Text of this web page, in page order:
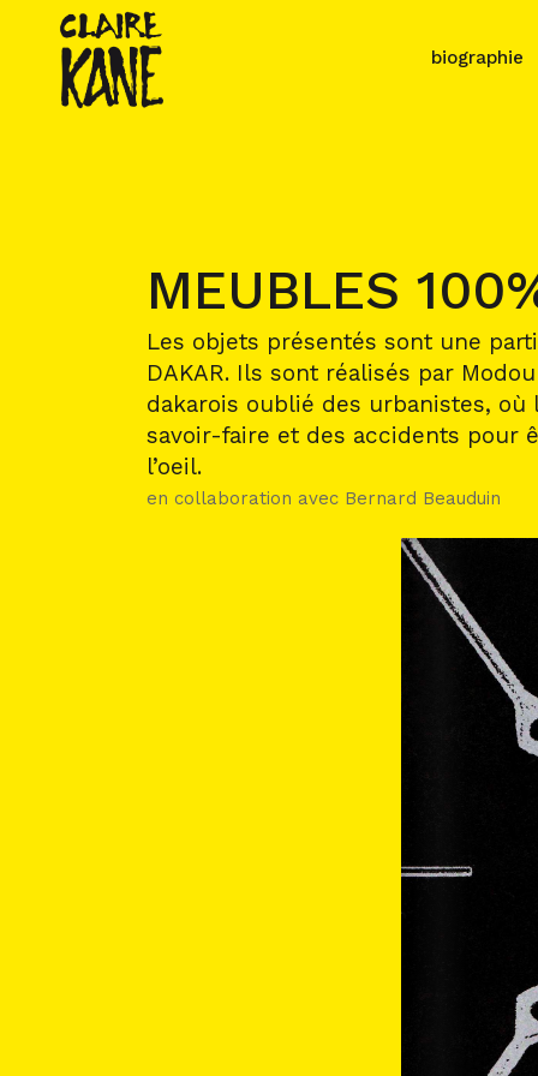
biographie
MEUBLES
Les objets présentés sont une
DAKAR. Ils sont réalisés par
dakarois oublié des urbanistes,
savoir-faire et des accidents pour
l’oeil.
en collaboration avec Bernard Beauduin